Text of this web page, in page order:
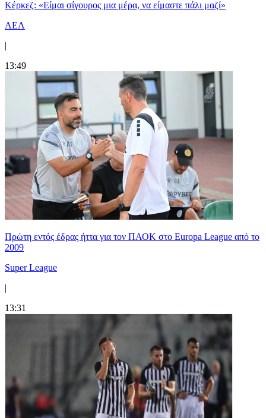
Κέρκεζ: «Είμαι σίγουρος μια μέρα, να είμαστε πάλι μαζί»
ΑΕΛ
|
13:49
Πρώτη εντός έδρας ήττα για τον ΠΑΟΚ στο Europa League από το
2009
Super League
|
13:31